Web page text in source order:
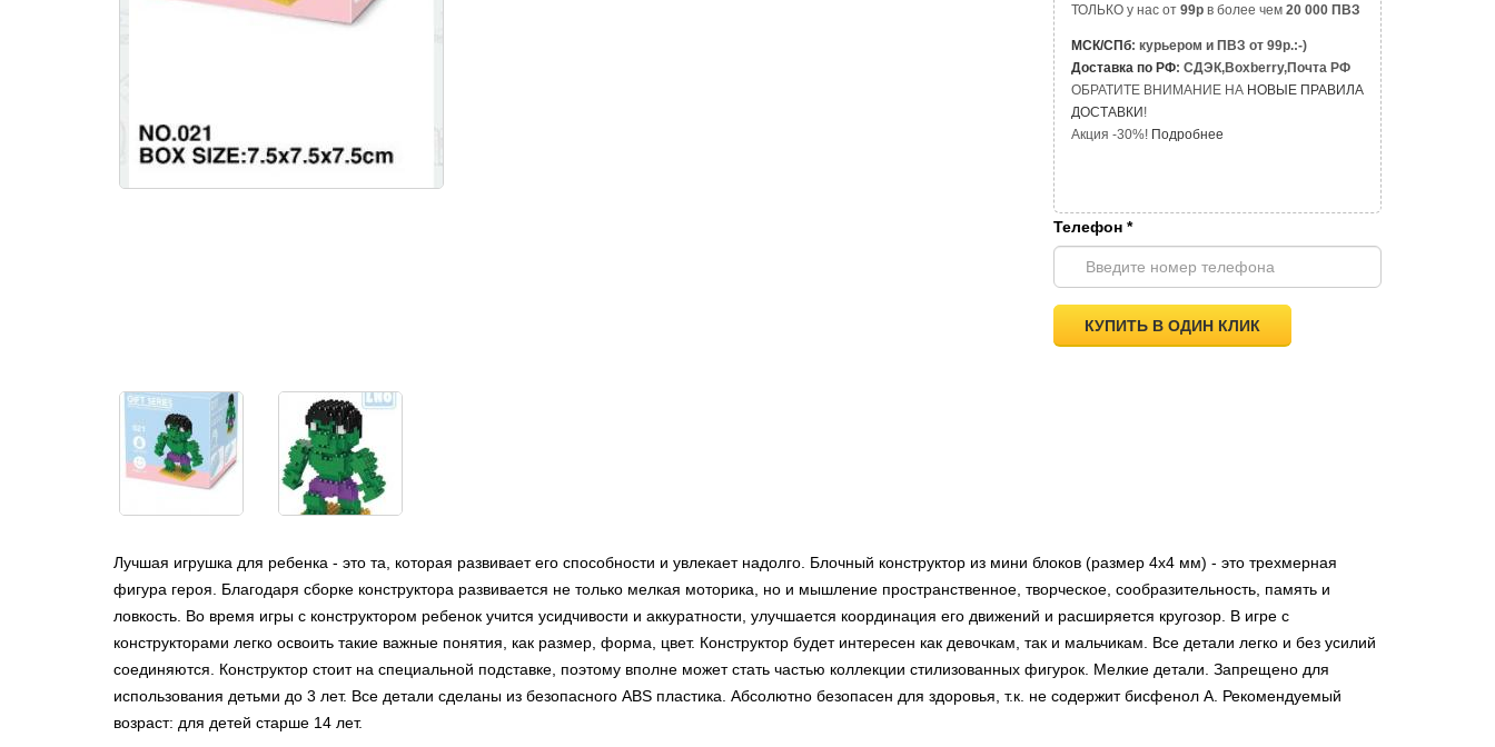
ТОЛЬКО у нас от 99р в более чем 20 000 ПВЗ
МСК/СПб: курьером и ПВЗ от 99р.:-)
Доставка по РФ: СДЭК,Boxberry,Почта РФ
ОБРАТИТЕ ВНИМАНИЕ НА НОВЫЕ ПРАВИЛА
ДОСТАВКИ!
Акция -30%! Подробнее
Телефон *
КУПИТЬ В ОДИН КЛИК
Лучшая игрушка для ребенка - это та, которая развивает его способности и увлекает надолго. Блочный конструктор из мини блоков (размер 4х4 мм) - это трехмерная
фигура героя. Благодаря сборке конструктора развивается не только мелкая моторика, но и мышление пространственное, творческое, сообразительность, память и
ловкость. Во время игры с конструктором ребенок учится усидчивости и аккуратности, улучшается координация его движений и расширяется кругозор. В игре с
конструкторами легко освоить такие важные понятия, как размер, форма, цвет. Конструктор будет интересен как девочкам, так и мальчикам. Все детали легко и без усилий
соединяются. Конструктор стоит на специальной подставке, поэтому вполне может стать частью коллекции стилизованных фигурок. Мелкие детали. Запрещено для
использования детьми до 3 лет. Все детали сделаны из безопасного ABS пластика. Абсолютно безопасен для здоровья, т.к. не содержит бисфенол А. Рекомендуемый
возраст: для детей старше 14 лет.